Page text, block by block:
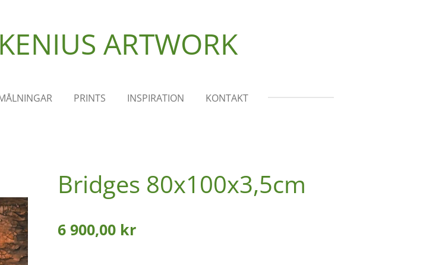
ARTWORK
PRINTS INSPIRATION KONTAKT
Bridges 80x100x3,5cm
6 900,00 kr